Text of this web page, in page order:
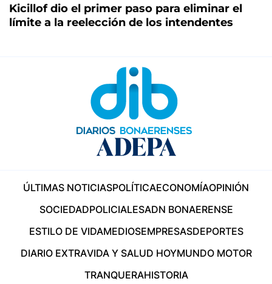
Kicillof dio el primer paso para eliminar el
límite a la reelección de los intendentes
ÚLTIMAS NOTICIASPOLÍTICAECONOMÍAOPINIÓN
SOCIEDADPOLICIALESADN BONAERENSE
ESTILO DE VIDAMEDIOSEMPRESASDEPORTES
DIARIO EXTRAVIDA Y SALUD HOYMUNDO MOTOR
TRANQUERAHISTORIA